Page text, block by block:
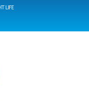
LIFE